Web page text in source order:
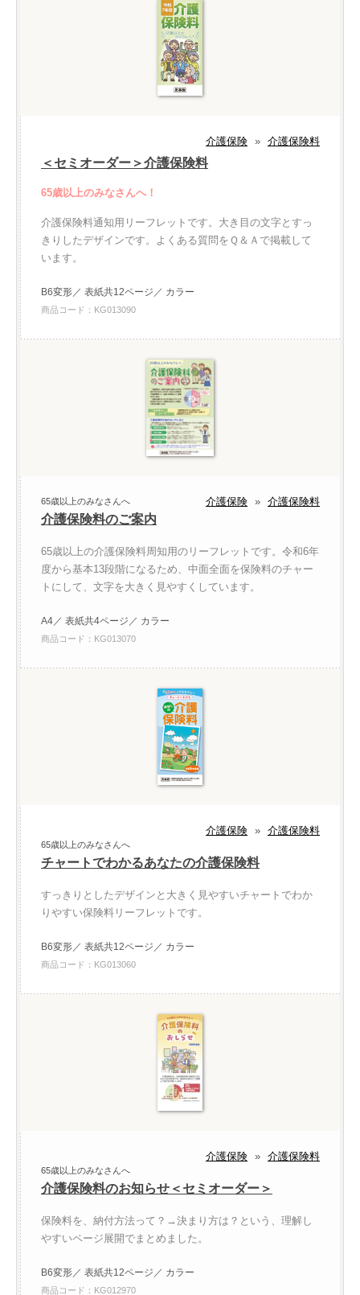
介護保険 » 介護保険料
＜セミオーダー＞介護保険料
65歳以上のみなさんへ！
介護保険料通知用リーフレットです。大き目の文字とすっ
きりしたデザインです。よくある質問をＱ＆Ａで掲載して
います。
B6変形／ 表紙共12ページ／ カラー
商品コード：KG013090
介護保険 » 介護保険料
65歳以上のみなさんへ
介護保険料のご案内
65歳以上の介護保険料周知用のリーフレットです。令和6年
度から基本13段階になるため、中面全面を保険料のチャー
トにして、文字を大きく見やすくしています。
A4／ 表紙共4ページ／ カラー
商品コード：KG013070
介護保険 » 介護保険料
65歳以上のみなさんへ
チャートでわかるあなたの介護保険料
すっきりとしたデザインと大きく見やすいチャートでわか
りやすい保険料リーフレットです。
B6変形／ 表紙共12ページ／ カラー
商品コード：KG013060
介護保険 » 介護保険料
65歳以上のみなさんへ
介護保険料のお知らせ＜セミオーダー＞
保険料を、納付方法って？→決まり方は？という、理解し
やすいページ展開でまとめました。
B6変形／ 表紙共12ページ／ カラー
商品コード：KG012970